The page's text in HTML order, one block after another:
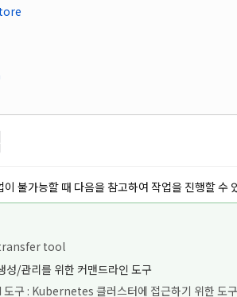
불가능할 때 다음을 참고하여 작업을 진행할 수
tool
/관리를 위한 커맨드라인 도구
구 : Kubernetes 클러스터에 접근하기 위한 도구